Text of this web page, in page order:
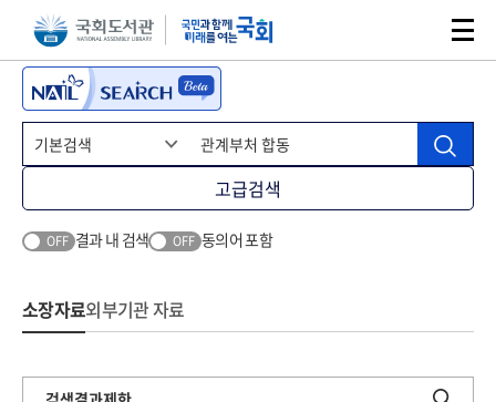
본문 바로가기주메뉴 바로가기
고급검색
OFF 결과 내 검색 OFF 동의어 포함
소장자료외부기관 자료